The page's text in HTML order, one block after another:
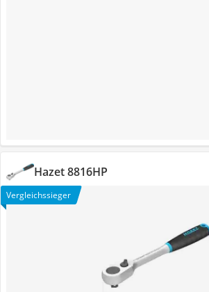
Hazet 8816HP
Vergleichssieger